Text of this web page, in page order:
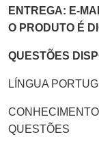
ENTREGA: E-
O PRODUTO É
QUESTÕES
LÍNGUA
QUESTÕES